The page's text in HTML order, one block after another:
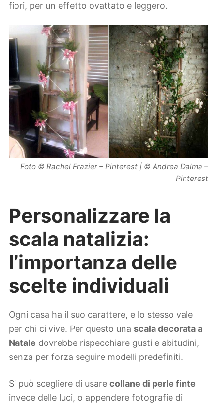
fiori, per un effetto ovattato e leggero.
Foto © Rachel Frazier – Pinterest | © Andrea Dalma –
Pinterest
Personalizzare la
scala natalizia:
l’importanza delle
scelte individuali
Ogni casa ha il suo carattere, e lo stesso vale
per chi ci vive. Per questo una scala decorata a
Natale dovrebbe rispecchiare gusti e abitudini,
senza per forza seguire modelli predefiniti.
Si può scegliere di usare collane di perle finte
invece delle luci, o appendere fotografie di